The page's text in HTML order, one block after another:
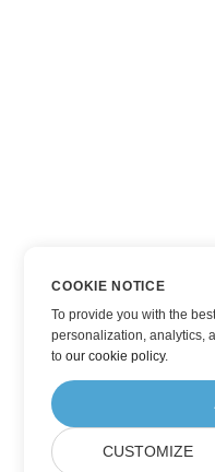
COOKIE NOTICE
To provide you with the
personalization, analytics,
toour cookie policy.
CUSTOMIZE